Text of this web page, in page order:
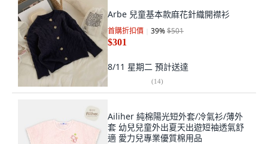
Arbe 兒童基本款麻花針織開襟衫
首購折扣價 39%$501
$301
8/11 星期二 預計送達
(14)
Ailiher 純棉陽光短外套/冷氣衫/薄外
套 幼兒兒童外出夏天出遊短袖透氣舒
適 愛力兒專業優質棉用品